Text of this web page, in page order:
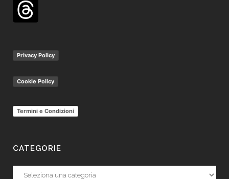
Privacy Policy
Cookie Policy
Termini e Condizioni
CATEGORIE
Categorie